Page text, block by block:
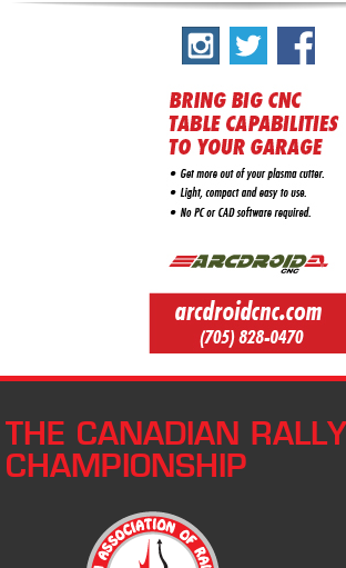
THE CANADIAN RALLY
CHAMPIONSHIP